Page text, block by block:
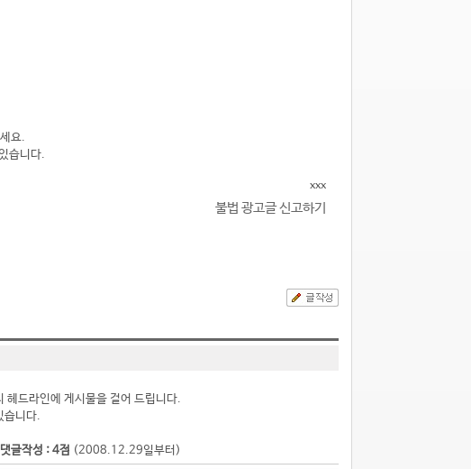
요.
습니다.
xxx
불법 광고글 신고하기
헤드라인에 게시물을 걸어 드립니다.
습니다.
글작성 : 4점 (2008.12.29일부터)